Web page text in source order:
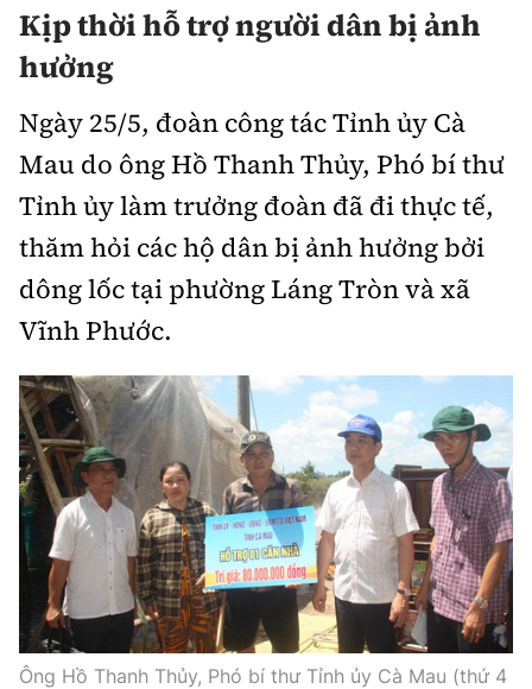
Giám định chất lượng
Quản lý đô thị
Hàng không
Đường sắt
Đăng kiểm
Đường sắt tốc độ cao
Đường thủy
Hàng hải
Đường sắt đô thị
Nhà thầu
Mời thầu - Đấu thầu
Thi viết về GTVT
Tài chính
Bảo hiểm
Doanh nghiệp
Thanh tra
An ninh hình sự
Điều tra
Pháp đình
Hỏi - Đáp
An toàn giao thông
Giao thông 24h
ATGT địa phương
Văn hóa giao thông
Lái xe an toàn
Gương sáng giao thông
Chất lượng sống
Y tế
Đời sống
Văn hóa - Giải Trí
Văn hóa
Showbiz
Điện ảnh
Âm nhạc
Thể thao
Bóng đá
Bình luận
Hậu trường sao
360 độ thể thao
Công nghệ
Công nghệ mới
Sản phẩm mới
Tư vấn
Thế giới
Thời sự Quốc tế
Hồ sơ tài liệu
Thế giới giao thông
Thế giới xây dựng
Đi ++
Du lịch
Khám phá
Lối sống
Video
Thời sự
Khám phá
Kịp thời hỗ trợ người dân bị ảnh
hưởng
Ngày 25/5, đoàn công tác Tỉnh ủy Cà
Mau do ông Hồ Thanh Thủy, Phó bí thư
Tỉnh ủy làm trưởng đoàn đã đi thực tế,
thăm hỏi các hộ dân bị ảnh hưởng bởi
dông lốc tại phường Láng Tròn và xã
Vĩnh Phước.
Ông Hồ Thanh Thủy, Phó bí thư Tỉnh ủy Cà Mau (thứ 4